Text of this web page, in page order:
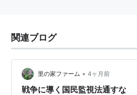
関連ブログ
里の家ファーム • 4ヶ月前
戦争に導く国民監視法通すな